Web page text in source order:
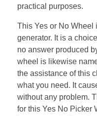
practical purposes.
This Yes or No Wheel
generator. It is a
no answer produced
wheel is likewise
the assistance of this
what you need. It
without any problem.
for this Yes No Picker